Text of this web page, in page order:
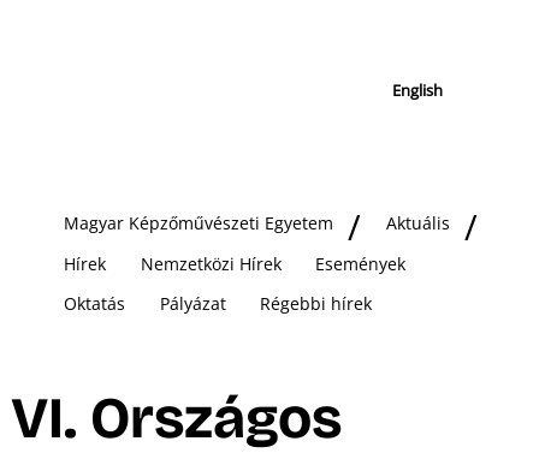
English
Magyar Képzőművészeti Egyetem
Aktuális
Hírek
Nemzetközi Hírek
Események
Oktatás
Pályázat Régebbi hírek
VI. Országos